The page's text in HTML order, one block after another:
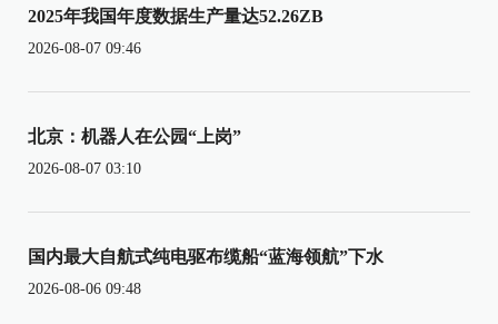
2025年我国年度数据生产量达52.26ZB
2026-08-07 09:46
北京：机器人在公园“上岗”
2026-08-07 03:10
国内最大自航式纯电驱布缆船“蓝海领航”下水
2026-08-06 09:48